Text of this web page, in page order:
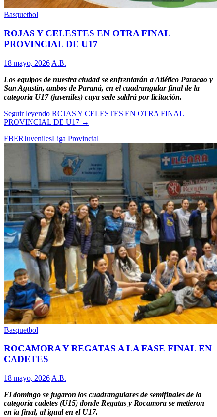
Basquetbol
ROJAS Y CELESTES EN OTRA FINAL
PROVINCIAL DE U17
18 mayo, 2026 A.B.
Los equipos de nuestra ciudad se enfrentarán a Atlético Paracao y
San Agustín, ambos de Paraná, en el cuadrangular final de la
categoria U17 (juveniles) cuya sede saldrá por licitación.
Seguir leyendo ROJAS Y CELESTES EN OTRA FINAL
PROVINCIAL DE U17 →
FBERJuvenilesLiga Provincial
Basquetbol
ROCAMORA Y REGATAS A LA FASE FINAL EN
CADETES
18 mayo, 2026 A.B.
El domingo se jugaron los cuadrangulares de semifinales de la
categoría cadetes (U15) donde Regatas y Rocamora se metieron
en la final, al igual en el U17.